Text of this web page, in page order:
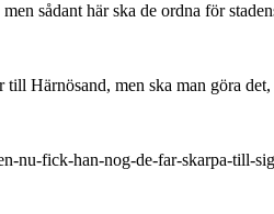
sådant här ska de ordna för
Härnösand, men ska man göra
nu-fick-han-nog-de-far-skarpa-till-sig